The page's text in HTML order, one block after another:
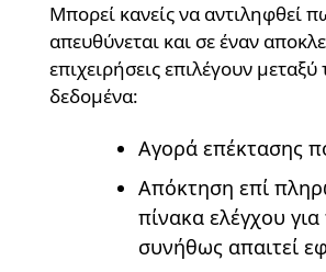
Μπορεί κανείς να αντιληφθεί
απευθύνεται και σε έναν
επιχειρήσεις επιλέγουν
δεδομένα:
Αγορά επέκτασης
Απόκτηση επί
πίνακα ελέγχου
συνήθως απαιτεί